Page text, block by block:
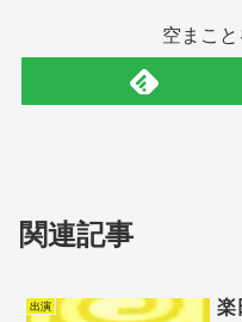
空まこ
関連記事
出演 楽